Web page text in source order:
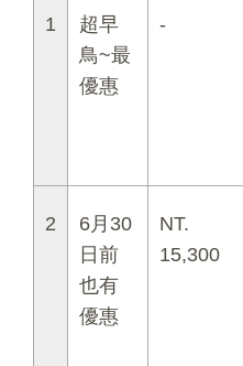
1
超早
鳥~最
優惠
-
2
6月30
日前
也有
優惠
NT.
15,300